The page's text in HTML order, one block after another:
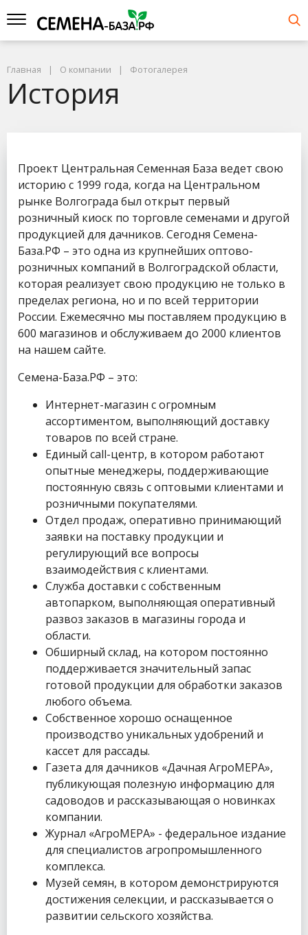
Главная О компании Фотогалерея
История
Проект Центральная Семенная База ведет свою
историю с 1999 года, когда на Центральном
рынке Волгограда был открыт первый
розничный киоск по торговле семенами и другой
продукцией для дачников. Сегодня Семена-
База.РФ – это одна из крупнейших оптово-
розничных компаний в Волгоградской области,
которая реализует свою продукцию не только в
пределах региона, но и по всей территории
России. Ежемесячно мы поставляем продукцию в
600 магазинов и обслуживаем до 2000 клиентов
на нашем сайте.
Семена-База.РФ – это:
Интернет-магазин с огромным
ассортиментом, выполняющий доставку
товаров по всей стране.
Единый call-центр, в котором работают
опытные менеджеры, поддерживающие
постоянную связь с оптовыми клиентами и
розничными покупателями.
Отдел продаж, оперативно принимающий
заявки на поставку продукции и
регулирующий все вопросы
взаимодействия с клиентами.
Служба доставки с собственным
автопарком, выполняющая оперативный
развоз заказов в магазины города и
области.
Обширный склад, на котором постоянно
поддерживается значительный запас
готовой продукции для обработки заказов
любого объема.
Собственное хорошо оснащенное
производство уникальных удобрений и
кассет для рассады.
Газета для дачников «Дачная АгроМЕРА»,
публикующая полезную информацию для
садоводов и рассказывающая о новинках
компании.
Журнал «АгроМЕРА» - федеральное издание
для специалистов агропромышленного
комплекса.
Музей семян, в котором демонстрируются
достижения селекции, и рассказывается о
развитии сельского хозяйства.